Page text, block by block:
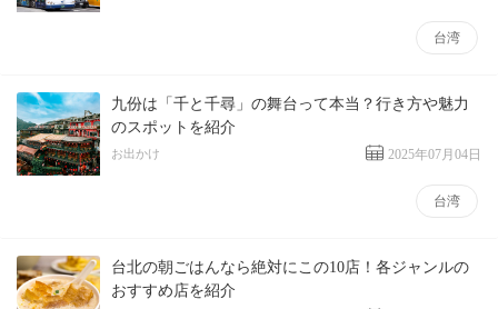
台湾
九份は「千と千尋」の舞台って本当？行き方や魅力
のスポットを紹介
お出かけ 2025年07月04日
台湾
台北の朝ごはんなら絶対にこの10店！各ジャンルの
おすすめ店を紹介